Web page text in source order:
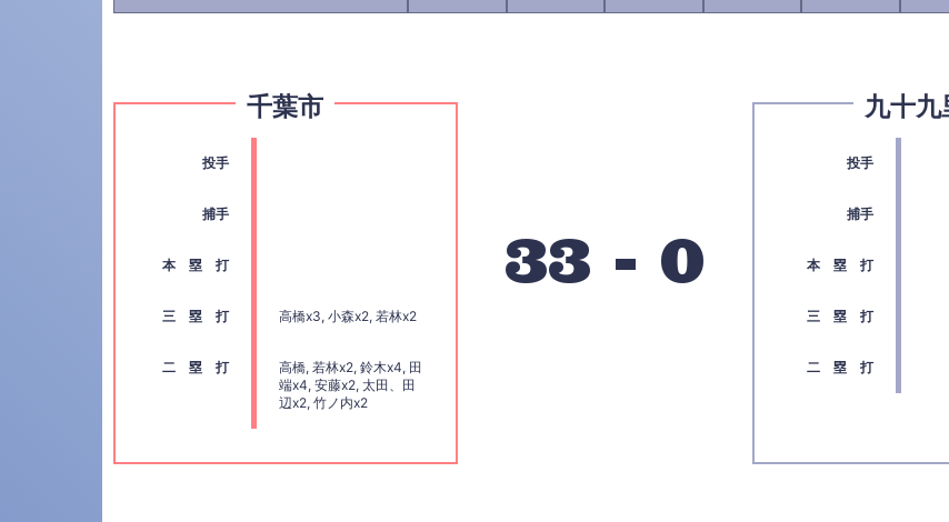
33 - 0
千葉市
投手
捕手
本 塁 打
三 塁 打 高橋x3, 小森x2, 若林x2
二 塁 打
高橋, 若林x2, 鈴木x4, 田
端x4, 安藤x2, 太田、田
辺x2, 竹ノ内x2
九十九
投手
捕手
本 塁 打
三 塁 打
二 塁 打